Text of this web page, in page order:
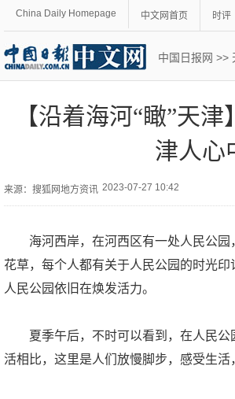
China Daily Homepage 中文网首页 时评
中国日报网 >>
【沿着海河“瞰”天
津人心
来源： 搜狐网地方资讯 2023-07-27 10:42
海河西岸，在河西区有一处人民公
花草，每个人都有关于人民公园的时光
人民公园依旧在焕发活力。
夏季午后，不时可以看到，在人民
活相比，这里是人们放慢脚步，感受生活